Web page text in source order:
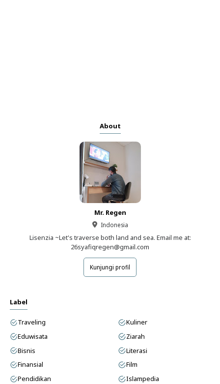
About
Mr. Regen
Indonesia
Lisenzia ~Let's traverse both land and sea. Email me at:
26syafiqregen@gmail.com
Kunjungi profil
Label
Traveling
Kuliner
Eduwisata
Ziarah
Bisnis
Literasi
Finansial
Film
Pendidikan
Islampedia